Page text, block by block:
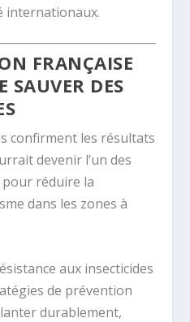
internationaux.
FRANÇAISE
SAUVER DES
confirment les résultats
devenir l’un des
réduire la
dans les zones à
aux insecticides
de prévention
durablement,